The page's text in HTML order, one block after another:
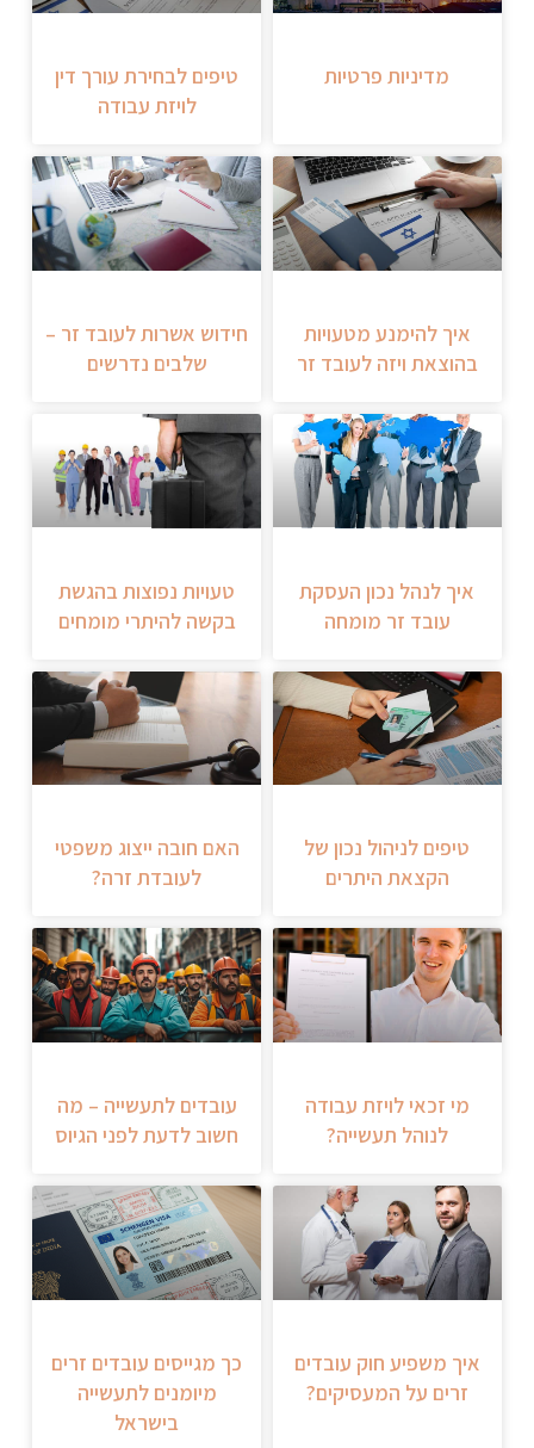
מדיניות פרטיות
טיפים לבחירת עורך דין
לויזת עבודה
איך להימנע מטעויות
בהוצאת ויזה לעובד זר
חידוש אשרות לעובד זר –
שלבים נדרשים
איך לנהל נכון העסקת
עובד זר מומחה
טעויות נפוצות בהגשת
בקשה להיתרי מומחים
טיפים לניהול נכון של
הקצאת היתרים
האם חובה ייצוג משפטי
לעובדת זרה?
מי זכאי לויזת עבודה
לנוהל תעשייה?
עובדים לתעשייה – מה
חשוב לדעת לפני הגיוס
איך משפיע חוק עובדים
זרים על המעסיקים?
כך מגייסים עובדים זרים
מיומנים לתעשייה
בישראל